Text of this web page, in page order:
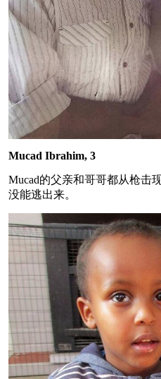
Mucad Ibrahim, 3
Mucad的父亲和哥哥都从枪击
没能逃出来。